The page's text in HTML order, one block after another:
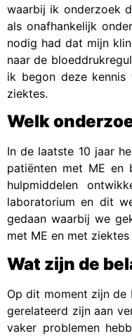
waarbij ik onderzoek
als onafhankelijk
nodig had dat mijn
naar de
ik begon deze kennis
ziektes.
Welk
In de laatste 10 jaar
patiënten met ME en
hulpmiddelen
laboratorium en dit
gedaan waarbij we
met ME en met
Wat zijn de
Op dit moment zijn de
gerelateerd zijn aan
vaker problemen